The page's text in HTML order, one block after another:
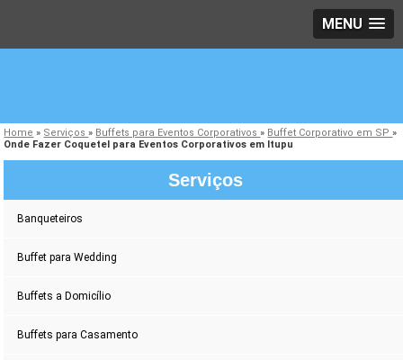
MENU
Home » Serviços» Buffets para Eventos Corporativos» Buffet Corporativo em SP»
Onde Fazer Coquetel para Eventos Corporativos em Itupu
Serviços
Banqueteiros
Buffet para Wedding
Buffets a Domicílio
Buffets para Casamento